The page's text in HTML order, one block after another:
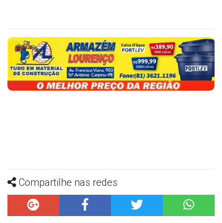
Compartilhe nas redes